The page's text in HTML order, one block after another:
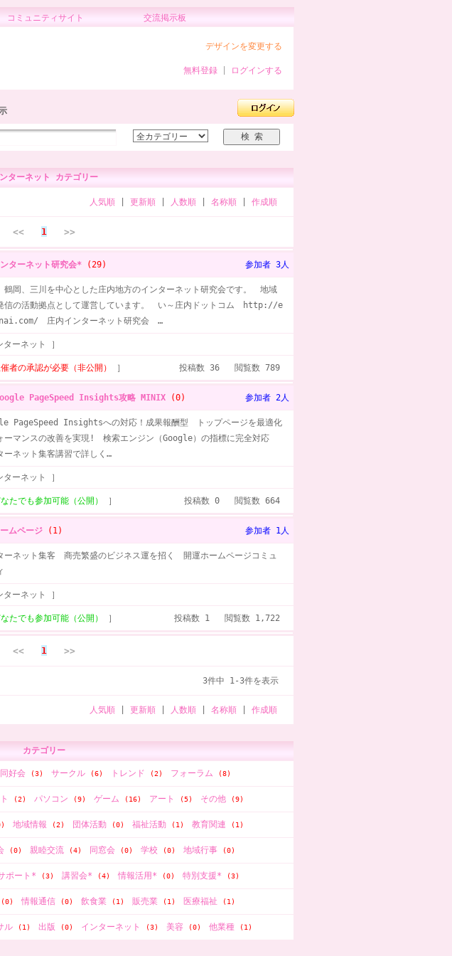
ュニティサイト 交流掲示板
デザインを変更する
無料登録 ログインする
ターネット カテゴリー
人気順 更新順 人数順 名称順 作成順
<< 1 >>
参加者 3人
ターネット研究会* (29)
鶴岡、三川を中心とした庄内地方のインターネット研究会です。 地域
信の活動拠点として運営しています。 い～庄内ドットコム http://e
庄内インターネット研究会 …
ターネット ］
投稿数 36 閲覧数 789
者の承認が必要（非公開） ］
参加者 2人
PageSpeed Insights攻略 MINIX (0)
PageSpeed Insightsへの対応！成果報酬型 トップページを最適化
ーマンスの改善を実現! 検索エンジン（Google）の指標に完全対応
ーネット集客講習で詳しく…
ターネット ］
投稿数 0 閲覧数 664
なたでも参加可能（公開） ］
参加者 1人
ムページ (1)
ーネット集客 商売繁盛のビジネス運を招く 開運ホームページコミュ
ターネット ］
投稿数 1 閲覧数 1,722
なたでも参加可能（公開） ］
<< 1 >>
3件中 1-3件を表示
人気順 更新順 人数順 名称順 作成順
カテゴリー
同好会 (3) サークル (6) トレンド (2) フォーラム (8)
(2) パソコン (9) ゲーム (16) アート (5) その他 (9)
地域情報 (2) 団体活動 (0) 福祉活動 (1) 教育関連 (1)
(0) 親睦交流 (4) 同窓会 (0) 学校 (0) 地域行事 (0)
ポート* (3) 講習会* (4) 情報活用* (0) 特別支援* (3)
(0) 情報通信 (0) 飲食業 (1) 販売業 (1) 医療福祉 (1)
ル (1) 出版 (0) インターネット (3) 美容 (0) 他業種 (1)